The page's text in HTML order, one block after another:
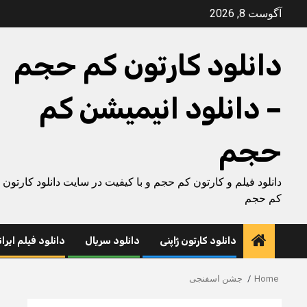
آگوست 8, 2026
دانلود کارتون کم حجم
– دانلود انیمیشن کم
حجم
دانلود فیلم و کارتون کم حجم و با کیفیت در سایت دانلود کارتون
کم حجم
دانلود کارتون ژاپنی دانلود سریال دانلود فیلم
Home جشن اسفنجی